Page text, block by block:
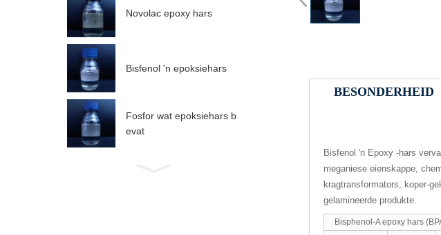
Novolac epoxy hars
Bisfenol 'n epoksiehars
Fosfor wat epoksiehars b
evat
BESONDERHEID
Bisfenol 'n Epoxy -hars
meganiese eienskappe,
kragtransformators, koper-
gelamineerde produkte.
Bisphenol-A epoxy hars